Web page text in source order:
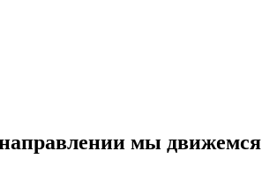
мы движемся